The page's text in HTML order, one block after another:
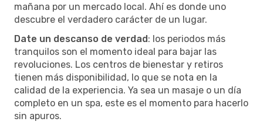
mañana por un mercado local. Ahí es donde uno
descubre el verdadero carácter de un lugar.
Date un descanso de verdad: los periodos más
tranquilos son el momento ideal para bajar las
revoluciones. Los centros de bienestar y retiros
tienen más disponibilidad, lo que se nota en la
calidad de la experiencia. Ya sea un masaje o un día
completo en un spa, este es el momento para hacerlo
sin apuros.